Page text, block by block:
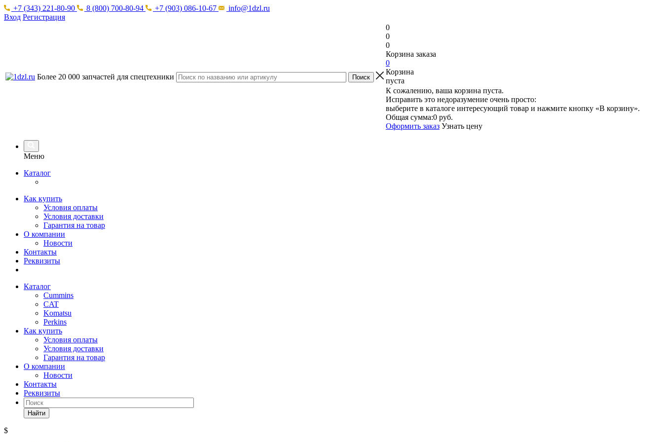
+7 (343) 221-80-90 8 (800) 700-80-94 +7 (903) 086-10-67
info@1dzl.ru
Вход Регистрация
Более 20 000 запчастей для спецтехники
0
0
0
Корзина заказа
0
Корзина
пуста
К сожалению, ваша корзина пуста.
Исправить это недоразумение очень просто:
выберите в каталоге интересующий товар и нажмите кнопку «В корзину».
Общая сумма:0 руб.
Оформить заказ Узнать цену
Меню
Каталог
Как купить
Условия оплаты
Условия доставки
Гарантия на товар
О компании
Новости
Контакты
Реквизиты
Каталог
Cummins
CAT
Komatsu
Perkins
Как купить
Условия оплаты
Условия доставки
Гарантия на товар
О компании
Новости
Контакты
Реквизиты
Найти
$